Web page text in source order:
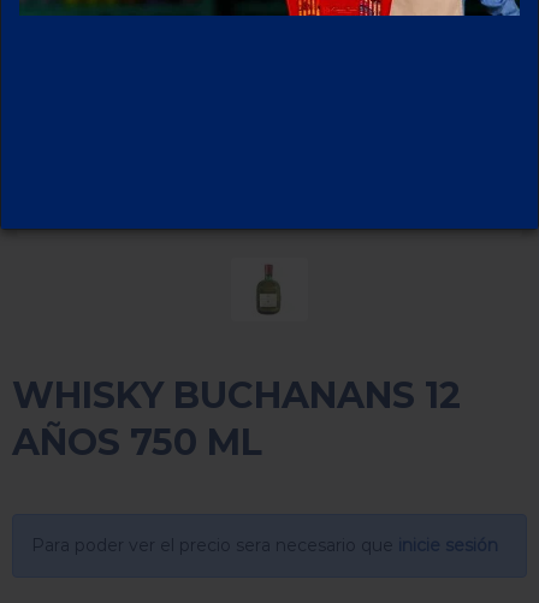
WHISKY BUCHANANS 12
AÑOS 750 ML
Para poder ver el precio sera necesario que